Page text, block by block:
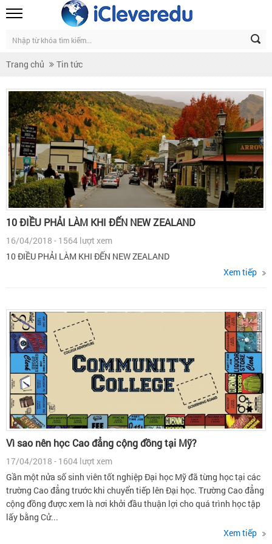
Trang chủ Tin tức
10 ĐIỀU PHẢI LÀM KHI ĐẾN NEW ZEALAND
16/04/2018 - 1564 lượt xem
10 ĐIỀU PHẢI LÀM KHI ĐẾN NEW ZEALAND
Xem tiếp
Vì sao nên học Cao đẳng cộng đồng tại Mỹ?
17/04/2018 - 1604 lượt xem
Gần một nửa số sinh viên tốt nghiệp Đại học Mỹ đã từng học tại các
trường Cao đẳng trước khi chuyển tiếp lên Đại học. Trường Cao đẳng
cộng đồng được xem là nơi khởi đầu thuận lợi cho quá trình học tập
lấy bằng Cử...
Xem tiếp